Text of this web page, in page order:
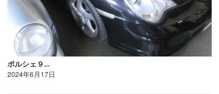
ポルシェ９…
2024年6月17日